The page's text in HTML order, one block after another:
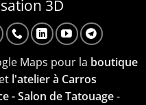
3D
Maps pour la boutique
et l'atelier à Carros
- Salon de Tatouage-